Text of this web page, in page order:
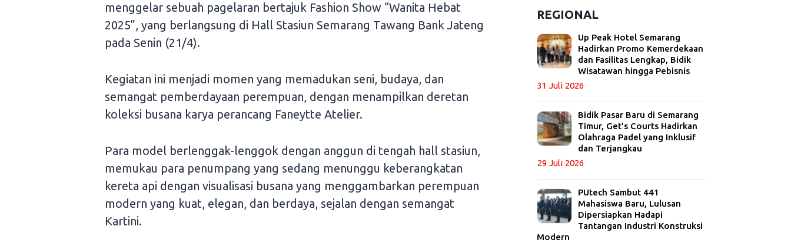
menggelar sebuah pagelaran bertajuk Fashion Show “Wanita Hebat
2025”, yang berlangsung di Hall Stasiun Semarang Tawang Bank Jateng
pada Senin (21/4).
Kegiatan ini menjadi momen yang memadukan seni, budaya, dan
semangat pemberdayaan perempuan, dengan menampilkan deretan
koleksi busana karya perancang Faneytte Atelier.
Para model berlenggak-lenggok dengan anggun di tengah hall stasiun,
memukau para penumpang yang sedang menunggu keberangkatan
kereta api dengan visualisasi busana yang menggambarkan perempuan
modern yang kuat, elegan, dan berdaya, sejalan dengan semangat
Kartini.
REGIONAL
Up Peak Hotel Semarang
Hadirkan Promo Kemerdekaan
dan Fasilitas Lengkap, Bidik
Wisatawan hingga Pebisnis
31 Juli 2026
Bidik Pasar Baru di Semarang
Timur, Get’s Courts Hadirkan
Olahraga Padel yang Inklusif
dan Terjangkau
29 Juli 2026
PUtech Sambut 441
Mahasiswa Baru, Lulusan
Dipersiapkan Hadapi
Tantangan Industri Konstruksi
Modern